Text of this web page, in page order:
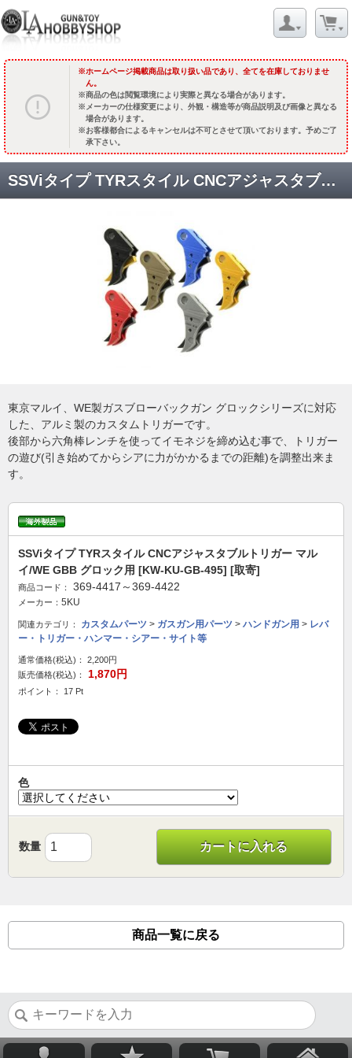
ホームページ掲載商品は取り扱い品であり、全てを在庫しておりませ
ん。
商品の色は閲覧環境により実際と異なる場合があります。
メーカーの仕様変更により、外観・構造等が商品説明及び画像と異なる
場合があります。
お客様都合によるキャンセルは不可とさせて頂いております。予めご了
承下さい。
SSViタイプ TYRスタイル CNCアジャスタブルトリガー マルイ/WE GBB グロック用 [KW-KU-GB-495] [取寄]
東京マルイ、WE製ガスブローバックガン グロックシリーズに対応
した、アルミ製のカスタムトリガーです。
後部から六角棒レンチを使ってイモネジを締め込む事で、トリガー
の遊び(引き始めてからシアに力がかかるまでの距離)を調整出来ま
す。
SSViタイプ TYRスタイル CNCアジャスタブルトリガー マル
イ/WE GBB グロック用 [KW-KU-GB-495] [取寄]
商品コード： 369-4417～369-4422
メーカー： 5KU
関連カテゴリ： カスタムパーツ > ガスガン用パーツ > ハンドガン用 > レバ
ー・トリガー・ハンマー・シアー・サイト等
通常価格(税込)：
2,200円
販売価格(税込)：
1,870円
ポイント： 17 Pt
色
数量 カートに入れる
商品一覧に戻る